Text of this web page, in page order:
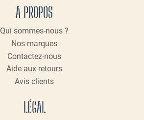
A PROPOS
Qui sommes-nous ?
Nos marques
Contactez-nous
Aide aux retours
Avis clients
LÉGAL